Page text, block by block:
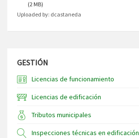
(2 MB)
Uploaded by: dcastaneda
GESTIÓN
Licencias de funcionamiento
Licencias de edificación
Tributos municipales
Inspecciones técnicas en edificación